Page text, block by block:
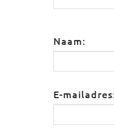
Naam:
E-